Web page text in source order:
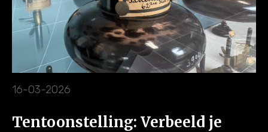
16-03-2026
Tentoonstelling: Verbeeld je